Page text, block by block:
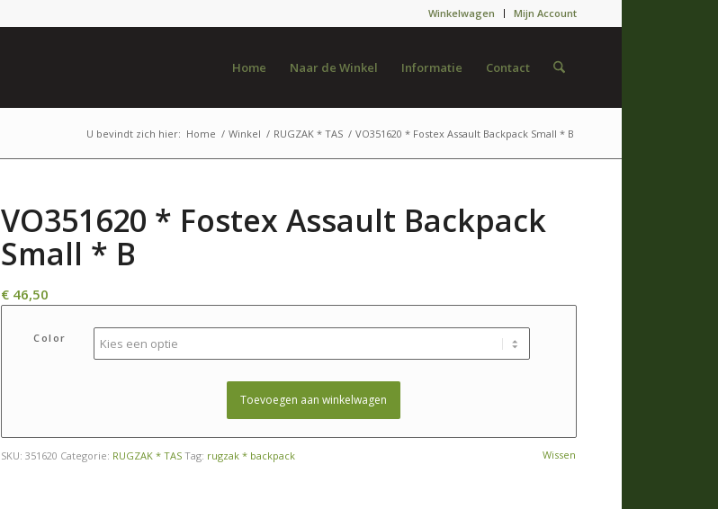
Winkelwagen Mijn Account
Home Naar de Winkel Informatie Contact
U bevindt zich hier: Home / Winkel / RUGZAK * TAS / VO351620 * Fostex Assault Backpack Small * B
VO351620 * Fostex Assault Backpack
Small * B
€46,50
Color
Wissen
Toevoegen aan winkelwagen
SKU: 351620 Categorie: RUGZAK * TAS Tag: rugzak * backpack